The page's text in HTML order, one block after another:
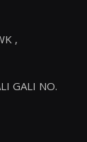
,
GALI NO.